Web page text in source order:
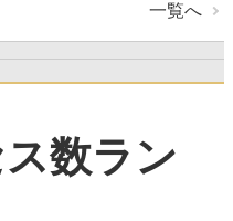
一覧へ
数ラン